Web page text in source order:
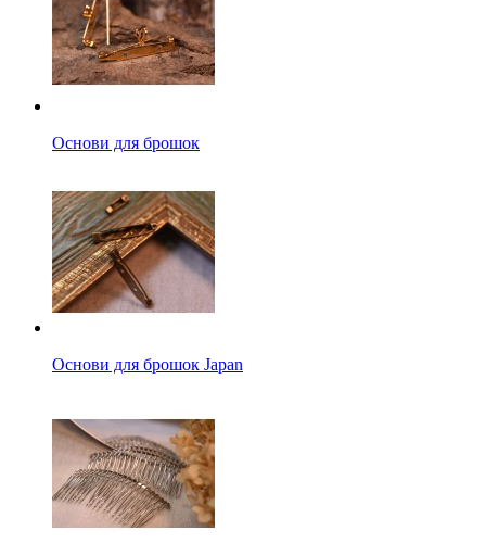
Основи для брошок
Основи для брошок Japan